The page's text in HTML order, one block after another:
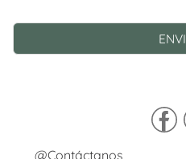
@Contáctanos